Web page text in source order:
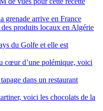
grenade arrive en France
produits locaux en Algérie
du Golfe et elle est
cœur d’une polémique, voici
dans un restaurant
voici les chocolats de la